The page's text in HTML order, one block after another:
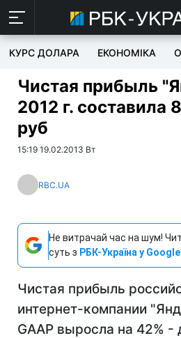
КУРС ДОЛАРА ЕКОНОМІКА
Чистая прибыль
2012 г. составила
руб
15:19 19.02.2013 Вт
RBC.UA
Не витрачай час на шум!
суть з РБК-Україна у Google
Чистая прибыль
интернет-компании
GAAP выросла на 42%